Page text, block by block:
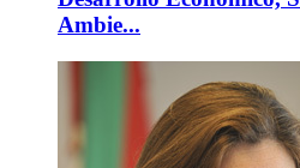
Ambie...